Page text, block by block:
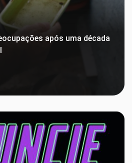
após uma década